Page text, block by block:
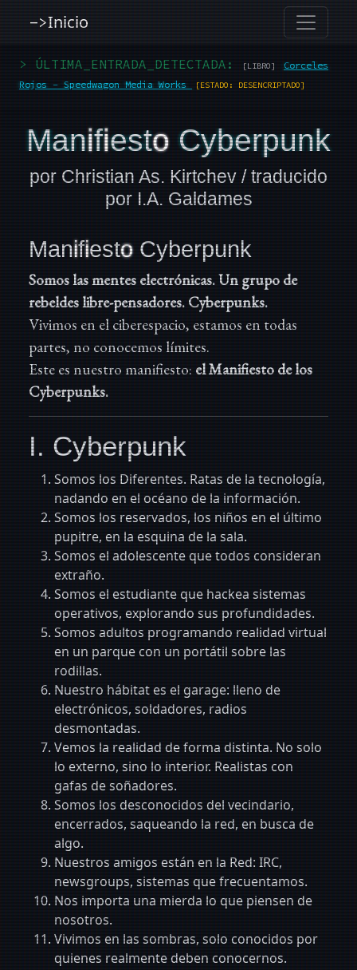
->Inicio
> ÚLTIMA_ENTRADA_DETECTADA: [LIBRO]
Corceles
Rojos - Speedwagon Media Works
[ESTADO: DESENCRIPTADO]
ManIFIEstO Cyberpunk
por Christian As. Kirtchev / traducido
por I.A. Galdames
ManifiestoCyberpunk
Somos las mentes electrónicas. Un grupo de
rebeldes libre-pensadores. Cyberpunks.
Vivimos en el ciberespacio, estamos en todas
partes, no conocemos límites.
Este es nuestro manifiesto: el Manifiesto de los
Cyberpunks.
I. Cyberpunk
Somos los Diferentes. Ratas de la tecnología,
nadando en el océano de la información.
Somos los reservados, los niños en el último
pupitre, en la esquina de la sala.
Somos el adolescente que todos consideran
extraño.
Somos el estudiante que hackea sistemas
operativos, explorando sus profundidades.
Somos adultos programando realidad virtual
en un parque con un portátil sobre las
rodillas.
Nuestro hábitat es el garage: lleno de
electrónicos, soldadores, radios
desmontadas.
Vemos la realidad de forma distinta. No solo
lo externo, sino lo interior. Realistas con
gafas de soñadores.
Somos los desconocidos del vecindario,
encerrados, saqueando la red, en busca de
algo.
Nuestros amigos están en la Red: IRC,
newsgroups, sistemas que frecuentamos.
Nos importa una mierda lo que piensen de
nosotros.
Vivimos en las sombras, solo conocidos por
quienes realmente deben conocernos.